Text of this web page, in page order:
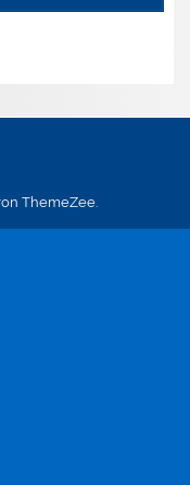
ThemeZee.